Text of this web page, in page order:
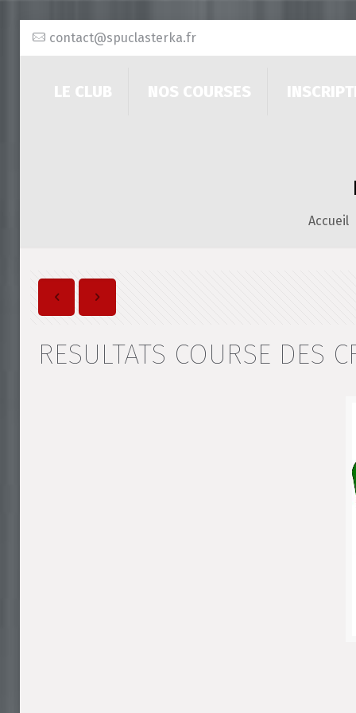
contact@spuclasterka.fr
LE CLUB NOS COURSES
Accueil
RESULTATS COURSE DES